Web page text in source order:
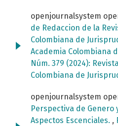
openjournalsystem
de Redaccion de la
Colombiana de
Academia Colombiana
Núm. 379 (2024):
Colombiana de
openjournalsystem
Perspectiva de Genero
Aspectos Escenciales. ,